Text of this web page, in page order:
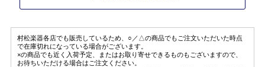
村松楽器各店でも販売しているため、○／△の商品でもご注文いただいた時点
で在庫切れになっている場合がございます。
×の商品でも近く入荷予定、またはお取り寄せできるものもございますので、
お待ちいただける場合はご注文ください。